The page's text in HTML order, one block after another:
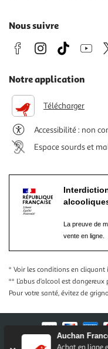
Auchan
Nous suivre
Notre application
Télécharger
Accessibilité : non
Espace sourds et
La preuve de
vente en ligne.
* Voir les conditions en cliquant
** L’abus d’alcool est
Pour votre santé, évitez de